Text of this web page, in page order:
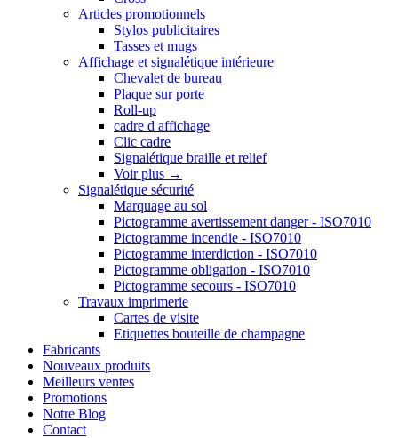
Articles promotionnels
Stylos publicitaires
Tasses et mugs
Affichage et signalétique intérieure
Chevalet de bureau
Plaque sur porte
Roll-up
cadre d affichage
Clic cadre
Signalétique braille et relief
Voir plus →
Signalétique sécurité
Marquage au sol
Pictogramme avertissement danger - ISO7010
Pictogramme incendie - ISO7010
Pictogramme interdiction - ISO7010
Pictogramme obligation - ISO7010
Pictogramme secours - ISO7010
Travaux imprimerie
Cartes de visite
Etiquettes bouteille de champagne
Fabricants
Nouveaux produits
Meilleurs ventes
Promotions
Notre Blog
Contact